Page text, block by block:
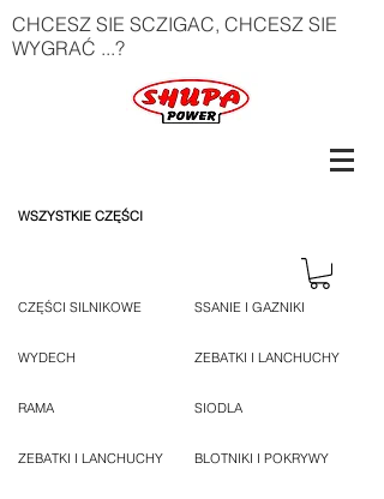
CHCESZ SIE SCZIGAC, CHCESZ SIE
WYGRAĆ ...?
WSZYSTKIE CZĘŚCI
CZĘŚCI SILNIKOWE
WYDECH
RAMA
ZEBATKI I LANCHUCHY
SSANIE I GAZNIKI
ZEBATKI I LANCHUCHY
SIODLA
BLOTNIKI I POKRYWY